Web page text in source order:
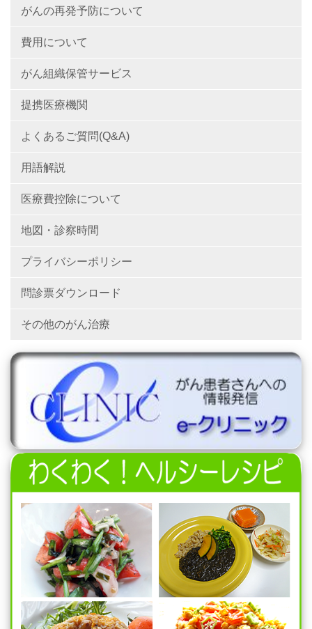
がんの再発予防について
費用について
がん組織保管サービス
提携医療機関
よくあるご質問(Q&A)
用語解説
医療費控除について
地図・診察時間
プライバシーポリシー
問診票ダウンロード
その他のがん治療